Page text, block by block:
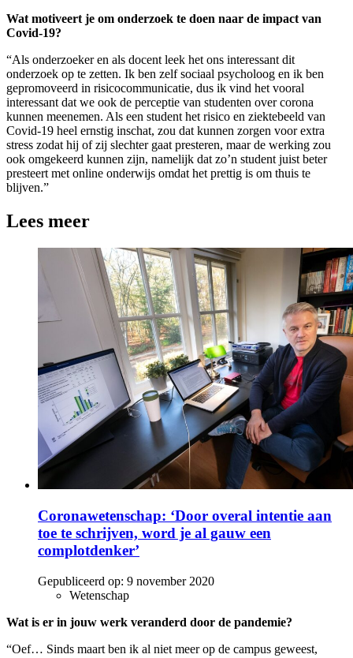
Wat motiveert je om onderzoek te doen naar de impact van
Covid-19?
“Als onderzoeker en als docent leek het ons interessant dit
onderzoek op te zetten. Ik ben zelf sociaal psycholoog en ik ben
gepromoveerd in risicocommunicatie, dus ik vind het vooral
interessant dat we ook de perceptie van studenten over corona
kunnen meenemen. Als een student het risico en ziektebeeld van
Covid-19 heel ernstig inschat, zou dat kunnen zorgen voor extra
stress zodat hij of zij slechter gaat presteren, maar de werking zou
ook omgekeerd kunnen zijn, namelijk dat zo’n student juist beter
presteert met online onderwijs omdat het prettig is om thuis te
blijven.”
Lees meer
Coronawetenschap: ‘Door overal intentie aan
toe te schrijven, word je al gauw een
complotdenker’
Gepubliceerd op: 9 november 2020
Wetenschap
Wat is er in jouw werk veranderd door de pandemie?
“Oef… Sinds maart ben ik al niet meer op de campus geweest,